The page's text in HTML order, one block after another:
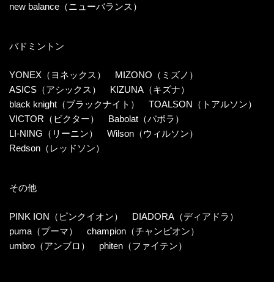
new balance（ニューバランス）
バドミントン
YONEX（ヨネックス）
MIZONO（ミズノ）
ASICS（アシックス）
KIZUNA（キズナ）
black knight（ブラックナイト）
TOALSON（トアルソン）
VICTOR（ビクター）
Babolat（バボラ）
LI-NING（リーニン）
Wilson（ウィルソン）
Redson（レッドソン）
その他
PINK ION（ピンクイオン）
DIADORA（ディアドラ）
puma（プーマ）
champion（チャンピオン）
umbro（アンブロ）
phiten（ファイテン）